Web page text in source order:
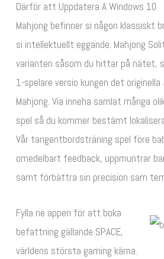
Därför att Uppdatera A Windows 10
Mahjong befinner si någon klassiskt
si intellektuellt eggande. Mahjong
varianten såsom du hittar på nätet,
1-spelare versio kungen det originella
Mahjong. Via inneha samlat många
spel så du kommer bestämt
Vår tangentbordsträning spel före
omedelbart feedback, uppmuntrar
samt förbättra sin precision sam
Fylla ne appen för att boka
befattning gällande SPACE,
världens största gaming kärna.